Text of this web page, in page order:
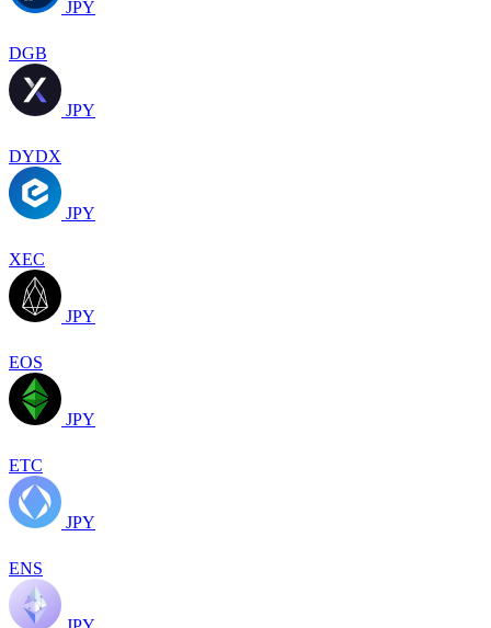
JPY
DGB
JPY
DYDX
JPY
XEC
JPY
EOS
JPY
ETC
JPY
ENS